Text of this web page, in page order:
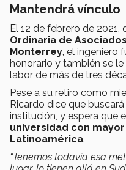
Mantendrá vínculo
El 12 de febrero de 2021,
Ordinaria de
Monterrey, el ingeniero
honorario y también se
labor de más de tres
Pese a su retiro como
Ricardo dice que
institución, y espera que
universidad con
Latinoamérica.
“Tenemos todavía esa